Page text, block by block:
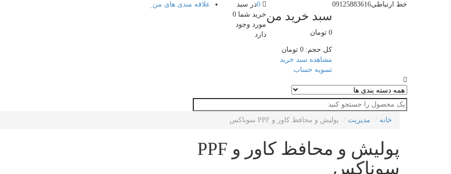
خط ارتباطی09125883616
سبد خرید من
0 تومان
0در سبد
خرید شما 0
مورد وجود
دارد
کل حجم: 0 تومان
مشاهده سبد خرید
تسویه حساب
علاقه مندی های من
خانه مدیریت پولیش و محافظ کاور و PPF سوناکس
پولیش و محافظ کاور و PPF
سوناکس